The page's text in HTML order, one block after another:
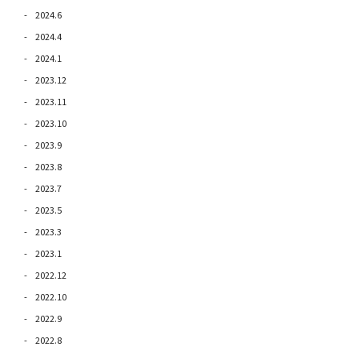
2024.6
2024.4
2024.1
2023.12
2023.11
2023.10
2023.9
2023.8
2023.7
2023.5
2023.3
2023.1
2022.12
2022.10
2022.9
2022.8